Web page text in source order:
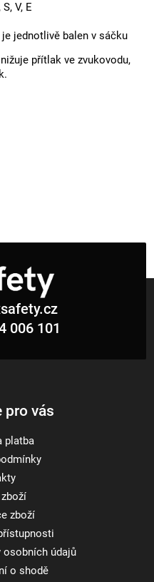
V, E
je jednotlivě balen v sáčku
přítlak ve zvukovodu,
006 101
pro vás
platba
zboží
osobních údajů
o shodě